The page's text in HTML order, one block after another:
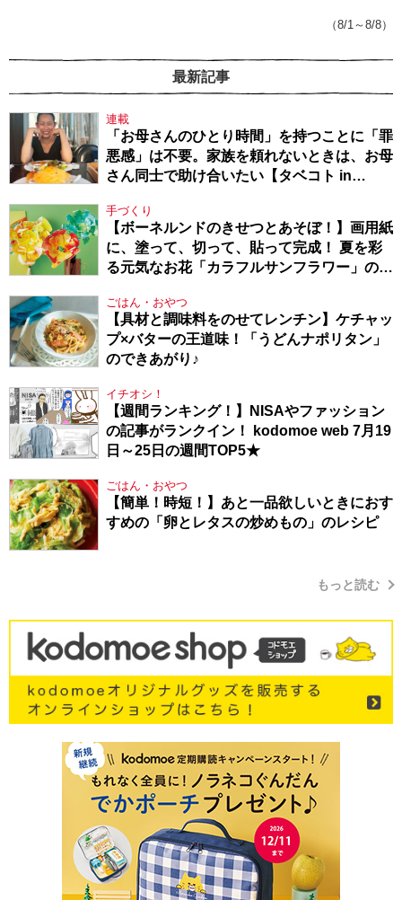
（8/1～8/8）
最新記事
連載
「お母さんのひとり時間」を持つことに「罪
悪感」は不要。家族を頼れないときは、お母
さん同士で助け合いたい【タベコト in
手づくり
【ボーネルンドのきせつとあそぼ！】画用紙
に、塗って、切って、貼って完成！ 夏を彩
る元気なお花「カラフルサンフラワー」の作
ごはん・おやつ
【具材と調味料をのせてレンチン】ケチャッ
プ×バターの王道味！「うどんナポリタン」
のできあがり♪
イチオシ！
【週間ランキング！】NISAやファッション
の記事がランクイン！ kodomoe web 7月19
日～25日の週間TOP5★
ごはん・おやつ
【簡単！時短！】あと一品欲しいときにおす
すめの「卵とレタスの炒めもの」のレシピ
もっと読む